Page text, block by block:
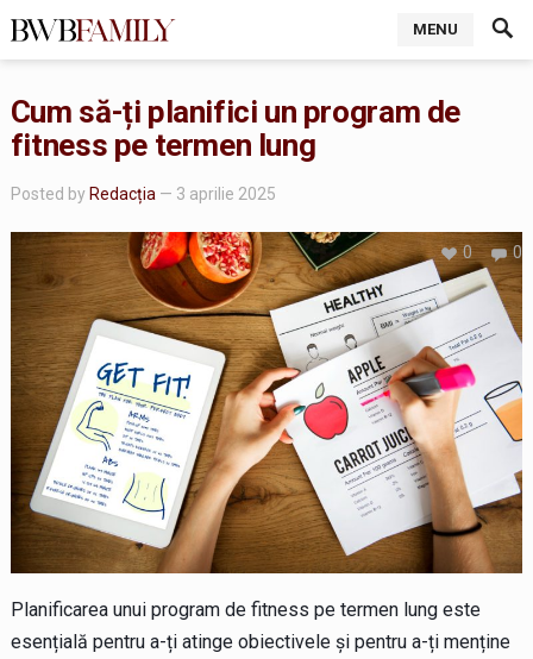
MENU
Cum să-ți planifici un program de
fitness pe termen lung
Posted by Redacția — 3 aprilie 2025
0
0
Planificarea unui program de fitness pe termen lung este
esențială pentru a-ți atinge obiectivele și pentru a-ți menține